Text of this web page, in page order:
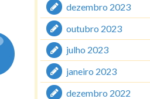
dezembro 2023
outubro 2023
julho 2023
janeiro 2023
dezembro 2022